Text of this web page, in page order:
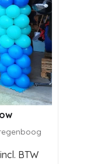
incl. BTW